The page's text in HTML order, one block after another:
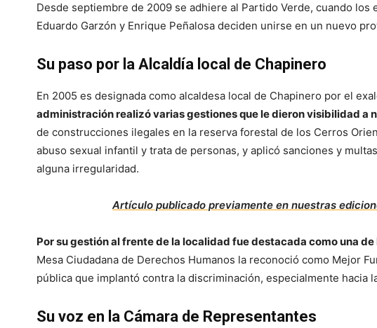
Desde septiembre de 2009 se adhiere al Partido Verde, cuando los
Eduardo Garzón y Enrique Peñalosa deciden unirse en un nuevo
Su paso por la Alcaldía local de Chapinero
En 2005 es designada como alcaldesa local de Chapinero por el
administración realizó varias gestiones que le dieron visibilidad a
de construcciones ilegales en la reserva forestal de los Cerros
abuso sexual infantil y trata de personas, y aplicó sanciones y
alguna irregularidad.
Artículo publicado previamente en nuestras
Por su gestión al frente de la localidad fue destacada como una
Mesa Ciudadana de Derechos Humanos la reconoció como Mejor
pública que implantó contra la discriminación, especialmente hacia
Su voz en la Cámara de Representantes